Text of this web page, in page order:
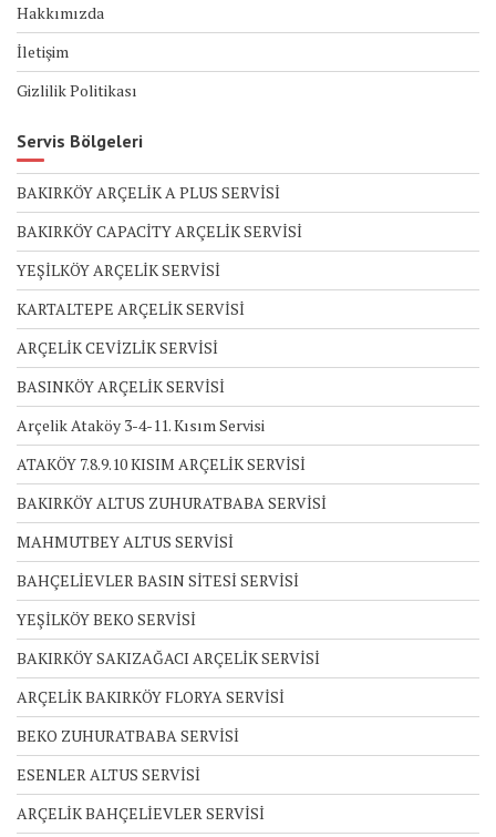
Hakkımızda
İletişim
Gizlilik Politikası
Servis Bölgeleri
BAKIRKÖY ARÇELİK A PLUS SERVİSİ
BAKIRKÖY CAPACİTY ARÇELİK SERVİSİ
YEŞİLKÖY ARÇELİK SERVİSİ
KARTALTEPE ARÇELİK SERVİSİ
ARÇELİK CEVİZLİK SERVİSİ
BASINKÖY ARÇELİK SERVİSİ
Arçelik Ataköy 3-4-11. Kısım Servisi
ATAKÖY 7.8.9.10 KISIM ARÇELİK SERVİSİ
BAKIRKÖY ALTUS ZUHURATBABA SERVİSİ
MAHMUTBEY ALTUS SERVİSİ
BAHÇELİEVLER BASIN SİTESİ SERVİSİ
YEŞİLKÖY BEKO SERVİSİ
BAKIRKÖY SAKIZAĞACI ARÇELİK SERVİSİ
ARÇELİK BAKIRKÖY FLORYA SERVİSİ
BEKO ZUHURATBABA SERVİSİ
ESENLER ALTUS SERVİSİ
ARÇELİK BAHÇELİEVLER SERVİSİ